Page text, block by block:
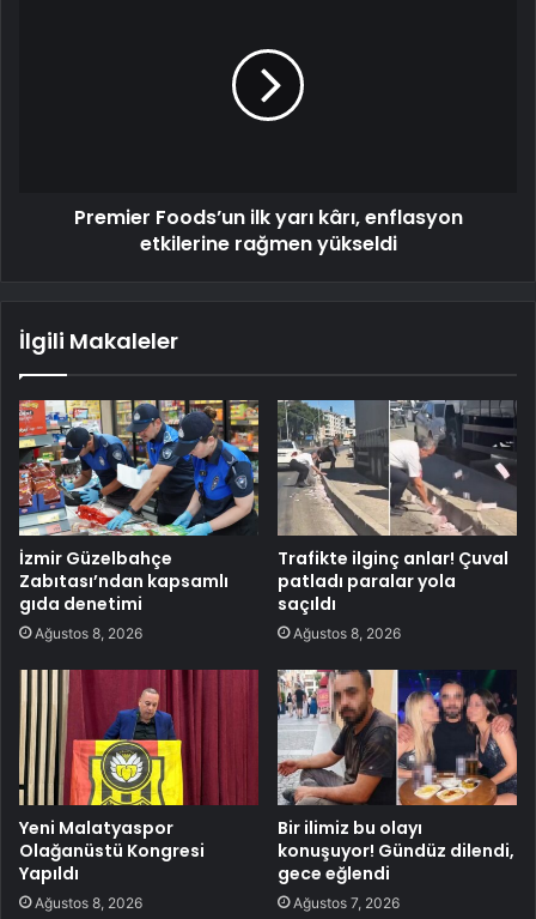
Premier Foods’un ilk yarı kârı, enflasyon
etkilerine rağmen yükseldi
İlgili Makaleler
İzmir Güzelbahçe
Zabıtası’ndan kapsamlı
gıda denetimi
Ağustos 8, 2026
Trafikte ilginç anlar! Çuval
patladı paralar yola
saçıldı
Ağustos 8, 2026
Yeni Malatyaspor
Olağanüstü Kongresi
Yapıldı
Ağustos 8, 2026
Bir ilimiz bu olayı
konuşuyor! Gündüz dilendi,
gece eğlendi
Ağustos 7, 2026